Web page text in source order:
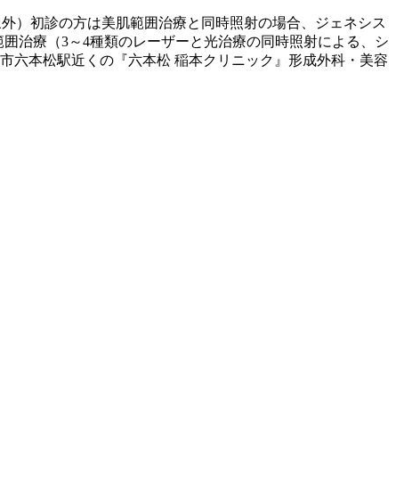
）初診の方は美肌範囲治療と同時照射の場合、ジェネシス
治療（3～4種類のレーザーと光治療の同時照射による、シ
六本松駅近くの『六本松 稲本クリニック』形成外科・美容